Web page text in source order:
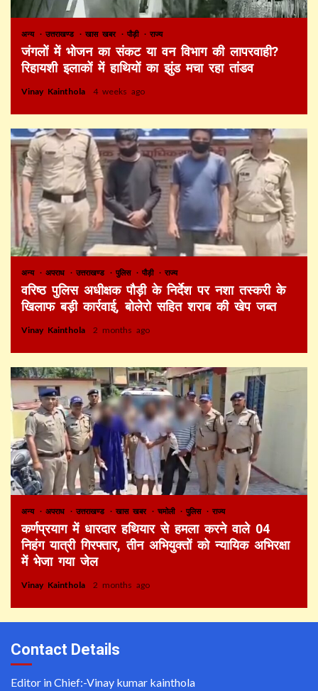
अन्य उत्तराखण्ड खास खबर पौड़ी राज्य
जंगलों में भोजन का संकट या वन विभाग की लापरवाही?
रिहायशी इलाकों में हाथियों का झुंड मचा रहा तांडव
Vinay Kainthola 4 weeks ago
अन्य अपराध उत्तराखण्ड पुलिस पौड़ी राज्य
वरिष्ठ पुलिस अधीक्षक पौड़ी के निर्देश पर नशा तस्करी के
खिलाफ बड़ी कार्रवाई, बोलेरो सहित शराब की खेप जब्त
Vinay Kainthola 2 months ago
अन्य अपराध उत्तराखण्ड खास खबर चमोली पुलिस राज्य
कर्णप्रयाग में धारदार हथियार से हमला करने वाले 04
निहंग यात्री गिरफ्तार, तीन अभियुक्तों को न्यायिक अभिरक्षा
में भेजा गया जेल
Vinay Kainthola 2 months ago
Contact Details
Editor in Chief:-Vinay kumar kainthola